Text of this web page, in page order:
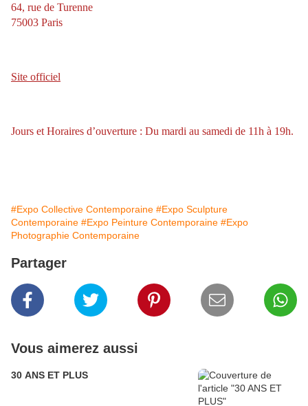
64, rue de Turenne
75003 Paris
Site officiel
Jours et Horaires d’ouverture : Du mardi au samedi de 11h à 19h.
#Expo Collective Contemporaine #Expo Sculpture
Contemporaine #Expo Peinture Contemporaine #Expo
Photographie Contemporaine
Partager
Vous aimerez aussi
30 ANS ET PLUS